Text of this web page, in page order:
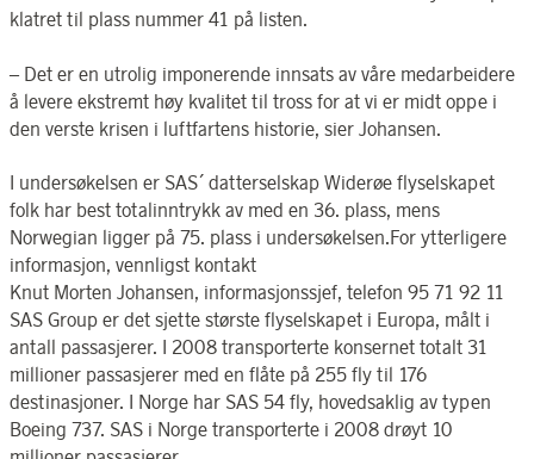
klatret til plass nummer 41 på listen.
– Det er en utrolig imponerende innsats av våre medarbeidere
å levere ekstremt høy kvalitet til tross for at vi er midt oppe i
den verste krisen i luftfartens historie, sier Johansen.
I undersøkelsen er SAS´ datterselskap Widerøe flyselskapet
folk har best totalinntrykk av med en 36. plass, mens
Norwegian ligger på 75. plass i undersøkelsen.For ytterligere
informasjon, vennligst kontakt
Knut Morten Johansen, informasjonssjef, telefon 95 71 92 11
SAS Group er det sjette største flyselskapet i Europa, målt i
antall passasjerer. I 2008 transporterte konsernet totalt 31
millioner passasjerer med en flåte på 255 fly til 176
destinasjoner. I Norge har SAS 54 fly, hovedsaklig av typen
Boeing 737. SAS i Norge transporterte i 2008 drøyt 10